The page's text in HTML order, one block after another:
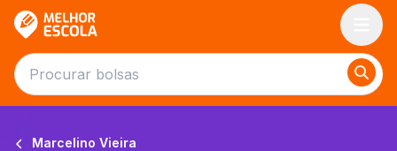
Marcelino Vieira